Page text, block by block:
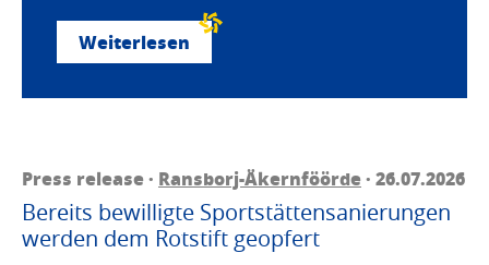
Weiterlesen
Press release · Ransborj-Äkernföörde· 26.07.2026
Bereits bewilligte Sportstättensanierungen
werden dem Rotstift geopfert